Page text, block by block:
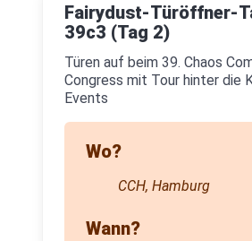
Fairydust-Türöffner-
39c3 (Tag 2)
Türen auf beim 39. Chaos
Congress mit Tour hinter die
Events
Wo?
CCH, Hamburg
Wann?